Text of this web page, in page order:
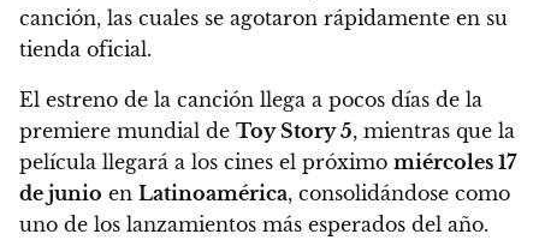
canción, las cuales se agotaron rápidamente en su
tienda oficial.
El estreno de la canción llega a pocos días de la
premiere mundial de Toy Story 5, mientras que la
película llegará a los cines el próximo miércoles 17
de junio en Latinoamérica, consolidándose como
uno de los lanzamientos más esperados del año.